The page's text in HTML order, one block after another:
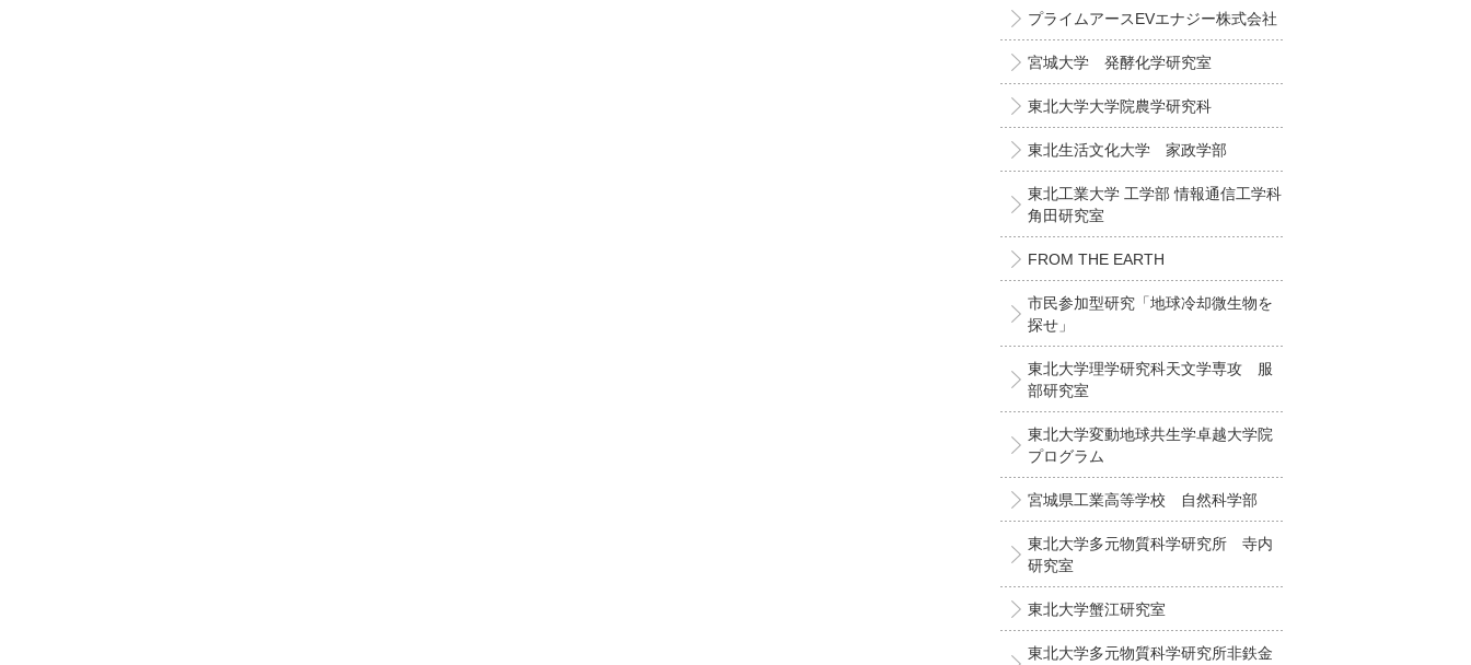
プライムアースEVエナジー株式会社
宮城大学 発酵化学研究室
東北大学大学院農学研究科
東北生活文化大学 家政学部
東北工業大学 工学部 情報通信工学科
角田研究室
FROM THE EARTH
市民参加型研究「地球冷却微生物を
探せ」
東北大学理学研究科天文学専攻 服
部研究室
東北大学変動地球共生学卓越大学院
プログラム
宮城県工業高等学校 自然科学部
東北大学多元物質科学研究所 寺内
研究室
東北大学蟹江研究室
東北大学多元物質科学研究所非鉄金